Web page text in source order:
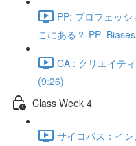
PP: プロフェッ
こにある？ PP-
CA : クリエイテ
(9:26)
Class Week 4
サイコパス：イ